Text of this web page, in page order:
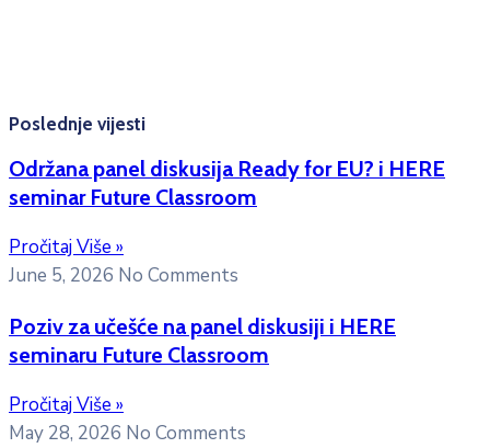
Poslednje vijesti
Održana panel diskusija Ready for EU? i HERE
seminar Future Classroom
Pročitaj Više »
June 5, 2026 No Comments
Poziv za učešće na panel diskusiji i HERE
seminaru Future Classroom
Pročitaj Više »
May 28, 2026 No Comments